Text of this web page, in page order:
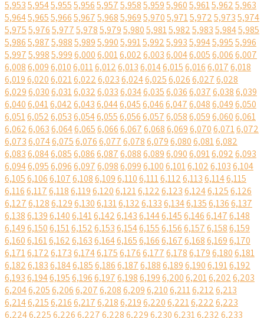
5,9535,9545,9555,9565,9575,9585,9595,9605,9615,9625,963
5,9645,9655,9665,9675,9685,9695,9705,9715,9725,9735,974
5,9755,9765,9775,9785,9795,9805,9815,9825,9835,9845,985
5,9865,9875,9885,9895,9905,9915,9925,9935,9945,9955,996
5,9975,9985,9996,0006,0016,0026,0036,0046,0056,0066,007
6,0086,0096,0106,0116,0126,0136,0146,0156,0166,0176,018
6,0196,0206,0216,0226,0236,0246,0256,0266,0276,028
6,0296,0306,0316,0326,0336,0346,0356,0366,0376,0386,039
6,0406,0416,0426,0436,0446,0456,0466,0476,0486,0496,050
6,0516,0526,0536,0546,0556,0566,0576,0586,0596,0606,061
6,0626,0636,0646,0656,0666,0676,0686,0696,0706,0716,072
6,0736,0746,0756,0766,0776,0786,0796,0806,0816,082
6,0836,0846,0856,0866,0876,0886,0896,0906,0916,0926,093
6,0946,0956,0966,0976,0986,0996,1006,1016,1026,1036,104
6,1056,1066,1076,1086,1096,1106,1116,1126,1136,1146,115
6,1166,1176,1186,1196,1206,1216,1226,1236,1246,1256,126
6,1276,1286,1296,1306,1316,1326,1336,1346,1356,1366,137
6,1386,1396,1406,1416,1426,1436,1446,1456,1466,1476,148
6,1496,1506,1516,1526,1536,1546,1556,1566,1576,1586,159
6,1606,1616,1626,1636,1646,1656,1666,1676,1686,1696,170
6,1716,1726,1736,1746,1756,1766,1776,1786,1796,1806,181
6,1826,1836,1846,1856,1866,1876,1886,1896,1906,1916,192
6,1936,1946,1956,1966,1976,1986,1996,2006,2016,2026,203
6,2046,2056,2066,2076,2086,2096,2106,2116,2126,213
6,2146,2156,2166,2176,2186,2196,2206,2216,2226,223
6,2246,2256,2266,2276,2286,2296,2306,2316,2326,233